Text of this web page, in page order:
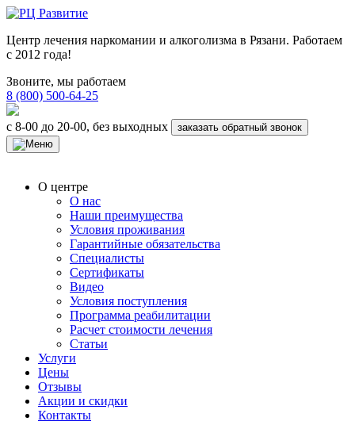
Центр лечения наркомании и алкоголизма в Рязани. Работаем
с 2012 года!
Звоните, мы работаем
8 (800) 500-64-25
с 8-00 до 20-00, без выходных заказать обратный звонок
О центре
О нас
Наши преимущества
Условия проживания
Гарантийные обязательства
Специалисты
Сертификаты
Видео
Условия поступления
Программа реабилитации
Расчет стоимости лечения
Статьи
Услуги
Цены
Отзывы
Акции и скидки
Контакты